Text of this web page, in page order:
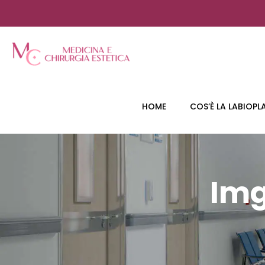
HOME COS’È LA